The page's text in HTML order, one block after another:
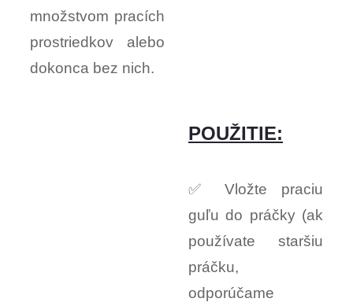
množstvom pracích
prostriedkov alebo
dokonca bez nich.
POUŽITIE:
✅ Vložte praciu
guľu do práčky (ak
používate staršiu
práčku,
odporúčame